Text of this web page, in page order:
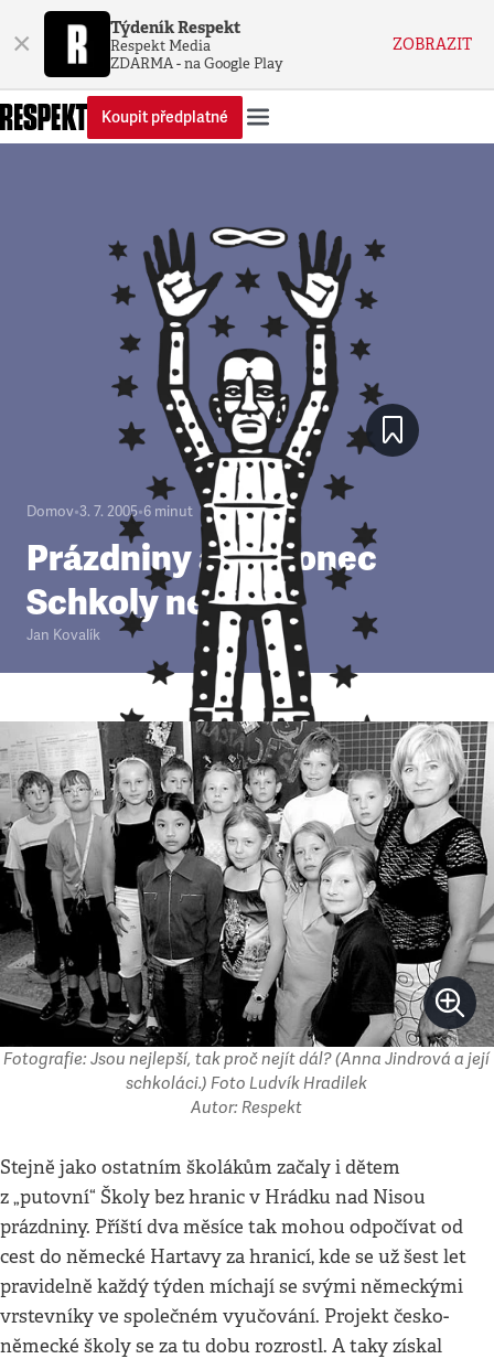
× Týdeník Respekt
Respekt Media
ZDARMA - na Google Play
ZOBRAZIT
Koupit předplatné
Domov•3. 7. 2005•6 minut
Prázdniny ano, konec
Schkoly ne
Jan Kovalík
Fotografie: Jsou nejlepší, tak proč nejít dál? (Anna Jindrová a její
schkoláci.) Foto Ludvík Hradilek
Autor: Respekt
Stejně jako ostatním školákům začaly i dětem
z „putovní“ Školy bez hranic v Hrádku nad Nisou
prázdniny. Příští dva měsíce tak mohou odpočívat od
cest do německé Hartavy za hranicí, kde se už šest let
pravidelně každý týden míchají se svými německými
vrstevníky ve společném vyučování. Projekt česko-
německé školy se za tu dobu rozrostl. A taky získal